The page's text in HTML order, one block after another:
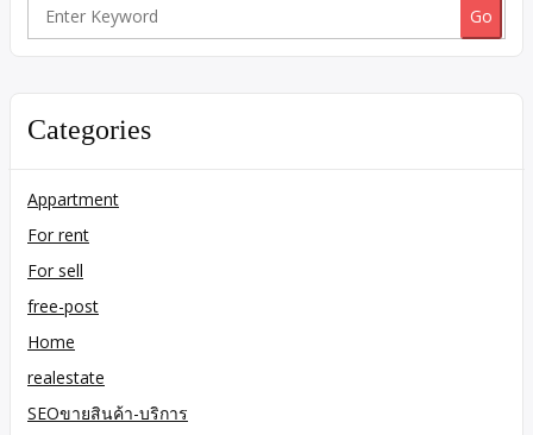
Search
Categories
Appartment
For rent
For sell
free-post
Home
realestate
SEOขายสินค้า-บริการ